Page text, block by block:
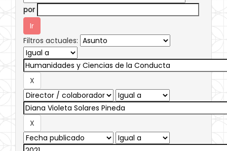
por
Filtros actuales: